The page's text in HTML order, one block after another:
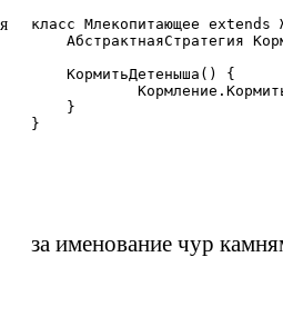
класс Млекопитающее extends
АбстрактнаяСтратегия
    КормитьДетеныша() {
    }
}
за именование чур